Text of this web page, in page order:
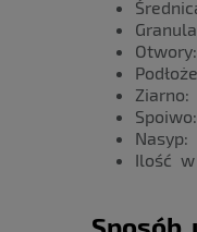
Nasyp:
Ilość